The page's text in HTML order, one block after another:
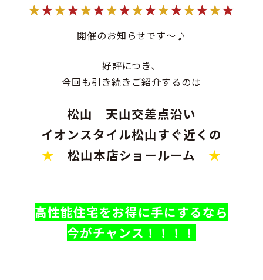
★★★★★★★★★★★★★★★★
開催のお知らせです～♪
好評につき、
今回も引き続きご紹介するのは
松山 天山交差点沿い
イオンスタイル松山すぐ近くの
★
松山本店ショールーム ★
高性能住宅をお得に手にするなら
今がチャンス！！！！